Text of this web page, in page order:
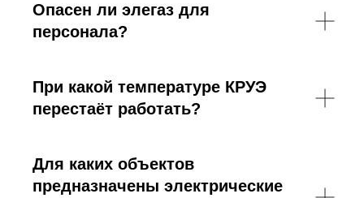
Опасен ли элегаз для
персонала?
При какой температуре КРУЭ
перестаёт работать?
Для каких объектов
предназначены электрические